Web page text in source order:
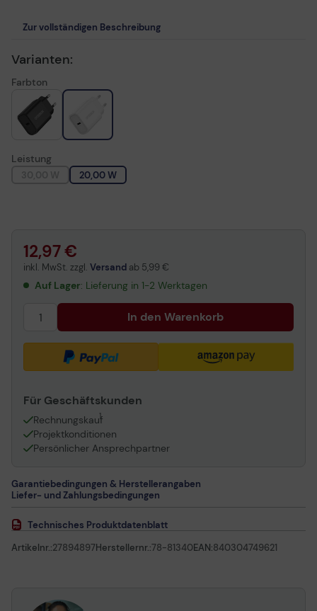
Zur vollständigen Beschreibung
Varianten:
Farbton
Leistung
20,00 W
12,97 €
inkl. MwSt. zzgl. Versand ab 5,99 €
Auf Lager: Lieferung in 1-2 Werktagen
In den Warenkorb
Für Geschäftskunden
Rechnungskauf
1
Projektkonditionen
Persönlicher Ansprechpartner
Garantiebedingungen & Herstellerangaben
Liefer- und Zahlungsbedingungen
Technisches Produktdatenblatt
Artikelnr.:27894897Herstellernr.:78-81340EAN:840304749621